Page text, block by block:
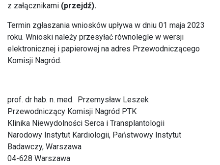
z załącznikami (przejdź).
Termin zgłaszania wniosków upływa w dniu 01 maja 2023
roku. Wnioski należy przesyłać równolegle w wersji
elektronicznej i papierowej na adres Przewodniczącego
Komisji Nagród.
prof. dr hab. n. med. Przemysław Leszek
Przewodniczący Komisji Nagród PTK
Klinika Niewydolności Serca i Transplantologii
Narodowy Instytut Kardiologii, Państwowy Instytut
Badawczy, Warszawa
04-628 Warszawa